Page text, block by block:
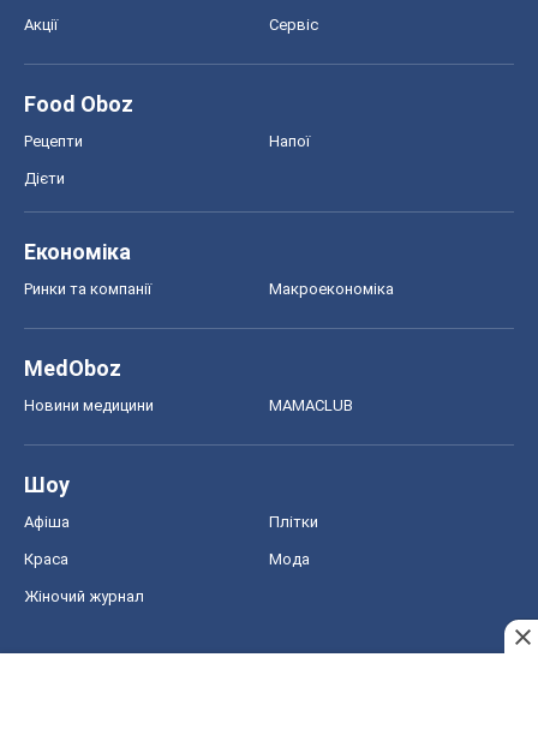
Акції Сервіс
Food Oboz
Рецепти Напої
Дієти
Економіка
Ринки та компанії Макроекономіка
MedOboz
Новини медицини MAMACLUB
Шоу
Афіша Плітки
Краса Мода
Жіночий журнал